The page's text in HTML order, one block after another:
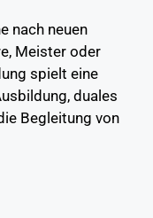
nach neuen
Meister oder
spielt eine
duales
Begleitung von